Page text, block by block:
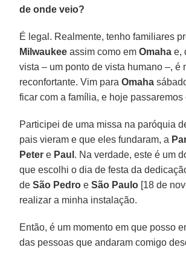
de onde veio?
É legal. Realmente, tenho familiares
Milwaukee assim como emOmaha e,
vista – um ponto de vista humano –, é
reconfortante. Vim paraOmaha
ficar com a família, e hoje passaremos
Participei de uma missa na paróquia
pais vieram e que eles fundaram, a
Peter e Paul . Na verdade, este é um
que escolhi o dia de festa da
deSão Pedro e São Paulo [18 de
realizar a minha instalação.
Então, é um momento em que posso
das pessoas que andaram comigo